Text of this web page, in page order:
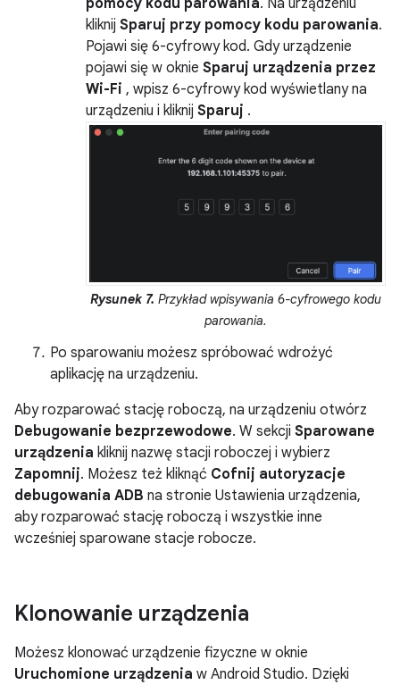
pomocy kodu parowania. Na urządzeniu
kliknij Sparuj przy pomocy kodu parowania.
Pojawi się 6-cyfrowy kod. Gdy urządzenie
pojawi się w oknie Sparuj urządzenia przez
Wi-Fi , wpisz 6-cyfrowy kod wyświetlany na
urządzeniu i kliknij Sparuj .
Rysunek 7. Przykład wpisywania 6-cyfrowego kodu
parowania.
Po sparowaniu możesz spróbować wdrożyć
aplikację na urządzeniu.
Aby rozparować stację roboczą, na urządzeniu otwórz
Debugowanie bezprzewodowe. W sekcji Sparowane
urządzenia kliknij nazwę stacji roboczej i wybierz
Zapomnij. Możesz też kliknąć Cofnij autoryzacje
debugowania ADB na stronie Ustawienia urządzenia,
aby rozparować stację roboczą i wszystkie inne
wcześniej sparowane stacje robocze.
Klonowanie urządzenia
Możesz klonować urządzenie fizyczne w oknie
Uruchomione urządzenia w Android Studio. Dzięki